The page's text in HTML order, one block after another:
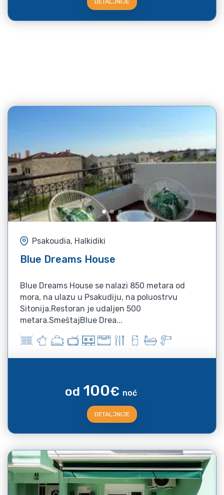
DETALJNIJE
Psakoudia, Halkidiki
Blue Dreams House
Blue Dreams House se nalazi 850 metara od
mora, na ulazu u Psakudiju, na poluostrvu
Sitonija.Restoran je udaljen 500
metara.SmeštajBlue Drea...
od 100€ noć
DETALJNIJE